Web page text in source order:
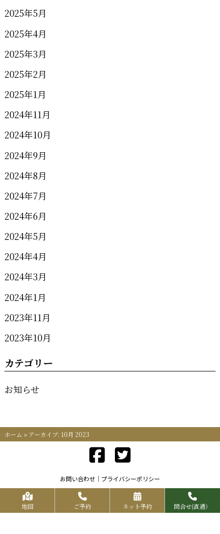
2025年5月
2025年4月
2025年3月
2025年2月
2025年1月
2024年11月
2024年10月
2024年9月
2024年8月
2024年7月
2024年6月
2024年5月
2024年4月
2024年3月
2024年1月
2023年11月
2023年10月
カテゴリー
お知らせ
ホーム » アーカイブ: 10月 2023
お問い合わせ プライバシーポリシー
Copyrights KR FOOD SERVICE All Rights Reserved.
地図 ご予約 ネット予約 問合せ(直通）